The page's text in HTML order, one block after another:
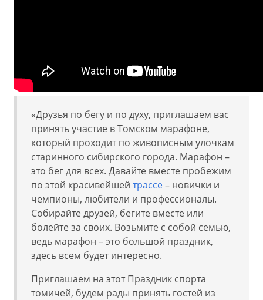
«Друзья по бегу и по духу, приглашаем вас
принять участие в Томском марафоне,
который проходит по живописным улочкам
старинного сибирского города. Марафон –
это бег для всех. Давайте вместе пробежим
по этой красивейшей трассе– новички и
чемпионы, любители и профессионалы.
Собирайте друзей, бегите вместе или
болейте за своих. Возьмите с собой семью,
ведь марафон – это большой праздник,
здесь всем будет интересно.
Приглашаем на этот Праздник спорта
томичей, будем рады принять гостей из